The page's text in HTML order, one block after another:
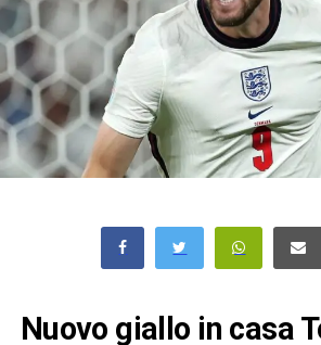
Nuovo giallo in casa